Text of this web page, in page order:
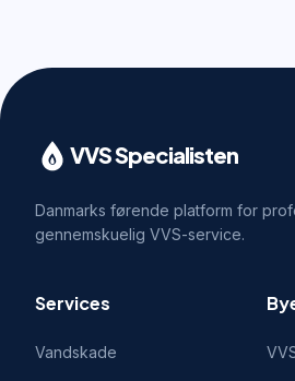
VVS Specialisten
Danmarks førende platform for
gennemskuelig VVS-service.
Services
Vandskade